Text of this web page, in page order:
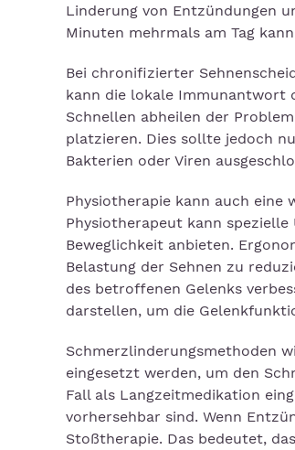
Linderung von Entzündungen
Minuten mehrmals am Tag
Bei chronifizierter
kann die lokale Immunantwort
Schnellen abheilen der
platzieren. Dies sollte jedoch
Bakterien oder Viren
Physiotherapie kann auch eine
Physiotherapeut kann
Beweglichkeit anbieten.
Belastung der Sehnen zu
des betroffenen Gelenks
darstellen, um die
Schmerzlinderungsmethoden
eingesetzt werden, um den
Fall als Langzeitmedikation
vorhersehbar sind. Wenn
Stoßtherapie. Das bedeutet,